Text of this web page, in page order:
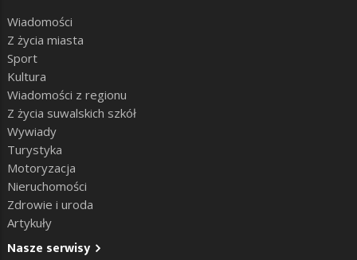
Wiadomości
Z życia miasta
Sport
Kultura
Wiadomości z regionu
Z życia suwalskich szkół
Wywiady
Turystyka
Motoryzacja
Nieruchomości
Zdrowie i uroda
Artykuły
Nasze serwisy